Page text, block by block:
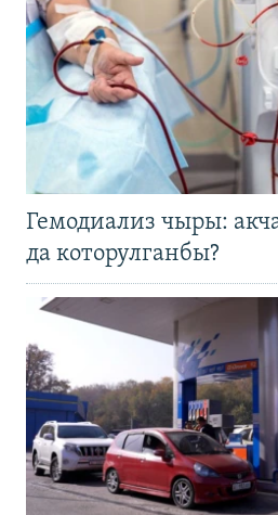
Гемодиализ чыры:
да которулганбы?